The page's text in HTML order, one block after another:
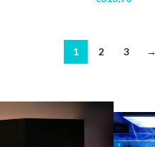
1 2 3 →